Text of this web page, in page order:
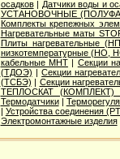
осадков| Датчики воды и
УСТАНОВОЧНЫЕ
Комплекты крепежных
Нагревательные маты
Плиты нагревательные
низкотемпературные
кабельные МНТ| Секции
(ТДОЭ) |Секции
(ТСБЭ) | Секции
ТЕПЛОСКАТ (КОМПЛЕКТ)
Термодатчики|
| Устройства соединения
Электромонтажные изделия